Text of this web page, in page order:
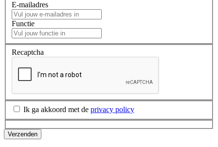
E-mailadres
Functie
Recaptcha
Ik ga akkoord met de privacy policy